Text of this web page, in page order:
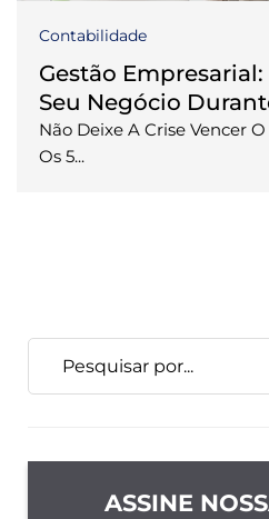
Contabilidade
Gestão
Seu Negócio
Não Deixe A Crise Vencer
Os 5...
ASSINE